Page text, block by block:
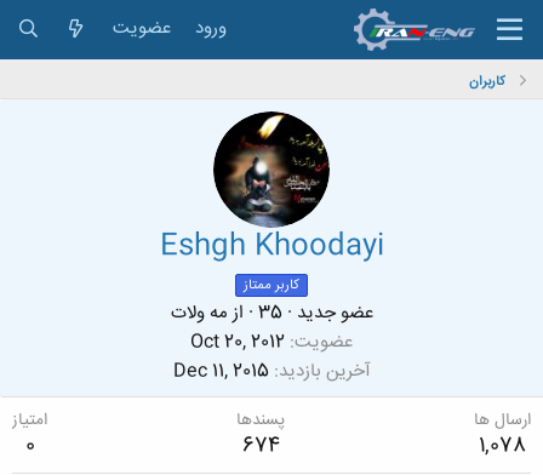
ورود عضویت
کاربران
Eshgh Khoodayi
کاربر ممتاز
عضو جدید ·
35
· ازمه ولات
عضویت Oct 20, 2012
آخرین بازدید Dec 11, 2015
ارسال ها
1,078
پسندها
674
امتیاز
0